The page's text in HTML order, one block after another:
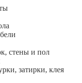
стены и пол
затирки, клея